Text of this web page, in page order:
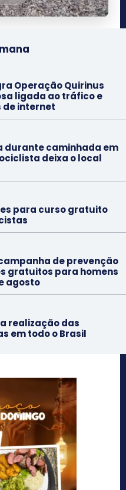
Operação Quirinus
ligada ao tráfico e
de internet
durante caminhada em
deixa o local
para curso gratuito
de prevenção
gratuitos para homens
agosto
realização das
em todo o Brasil